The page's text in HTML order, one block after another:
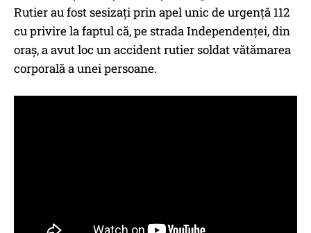
Rutier au fost sesizați prin apel unic de urgență 112
cu privire la faptul că, pe strada Independenței, din
oraș, a avut loc un accident rutier soldat vătămarea
corporală a unei persoane.